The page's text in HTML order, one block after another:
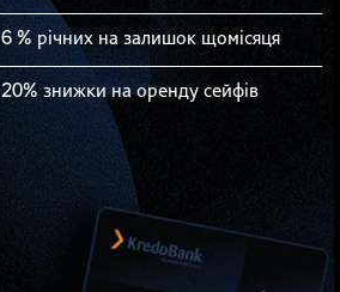
6 % річних на залишок щомісяця
20% знижки на оренду сейфів